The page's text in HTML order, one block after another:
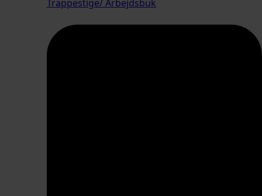
Trappestige/ Arbejdsbuk